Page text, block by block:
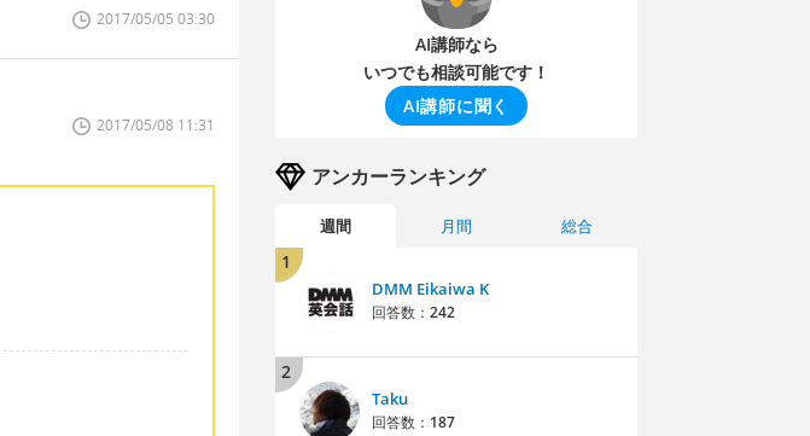
2017/05/05 03:30
2017/05/08 11:31
AI講師なら
いつでも相談可能です！
AI講師に聞く
アンカーランキング
週間 月間 総合
1
DMM Eikaiwa K
回答数： 242
2
Taku
回答数： 187